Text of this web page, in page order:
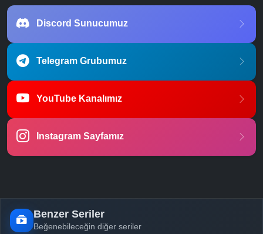
Discord Sunucumuz
Telegram Grubumuz
YouTube Kanalımız
Instagram Sayfamız
Benzer Seriler
Beğenebileceğin diğer seriler